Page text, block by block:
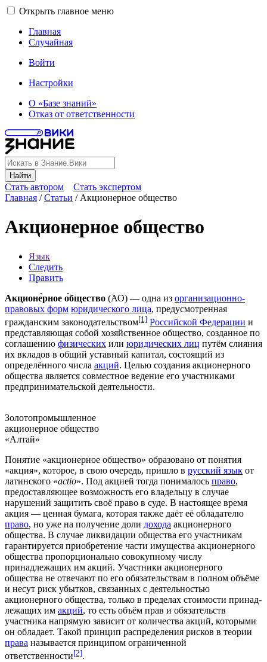
Открыть главное меню
Главная
Случайная
Войти
Настройки
О «Базе знаний»
Отказ от ответственности
Найти
Стать автором
Стать экспертом
Главная /Статьи / Акционерное общество
Акционерное общество
Язык
Следить
Править
Акционе́рное о́бщество (АО) — одна из организационно-
правовых форм юридического лица, предусмотренная
гражданским законодательством[1] Российской Федерации и
представляющая собой хозяйственное общество, созданное по
соглашению физических или юридических лиц путём слияния
их вкладов в общий уставный капитал, состоящий из
определённого числа акций. Целью создания акционерного
общества является совместное ведение его участниками
предпринимательской деятельности.
Золотопромышленное
акционерное общество
«Алтай»
Понятие «акционерное общество» образовано от понятия
«акция», которое, в свою очередь, пришло в русский язык от
латинского «actio». Под акцией тогда понималось право,
предоставляющее возможность его владельцу в случае
нарушений защитить своё право в суде. В настоящее время
акция — ценная бумага, которая также даёт её обладателю
право, но уже на получение доли дохода акционерного
общества. В случае ликвидации общества его участникам
гарантируется приобретение части имущества акционерного
общества пропорционально совокупному числу
принадлежащих им акций. Уча­ст­ни­ки акционерного
общества не от­ве­ча­ют по его обязательствам в полном объёме
и не­сут риск убыт­ков, связан­ных с дея­тель­но­стью
акционерного общества, только в пре­де­лах стоимости при­над­
ле­жа­щих им ак­ций, то есть объём прав и обязательств
участника напрямую зависит от количества акций, которыми
он обладает. Такой принцип распределения рисков в теории
права называется принципом ограниченной
ответственности[2].